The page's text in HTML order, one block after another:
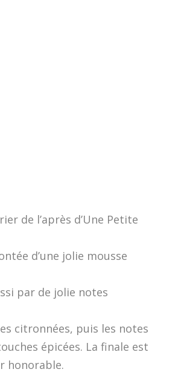
de l’après d’Une Petite
d’une jolie mousse
par de jolie notes
citronnées, puis les notes
épicées. La finale est
honorable.